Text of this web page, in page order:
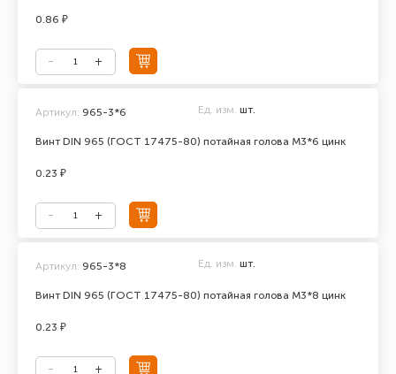
0.86 ₽
Винт DIN 965 (ГОСТ 17475-80) потайная голова М3*6 цинк
Артикул: 965-3*6 Ед. изм. шт.
0.23 ₽
Винт DIN 965 (ГОСТ 17475-80) потайная голова М3*8 цинк
Артикул: 965-3*8 Ед. изм. шт.
0.23 ₽